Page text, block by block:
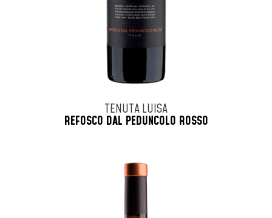
TENUTA LUISA
REFOSCO DAL PEDUNCOLO ROSSO